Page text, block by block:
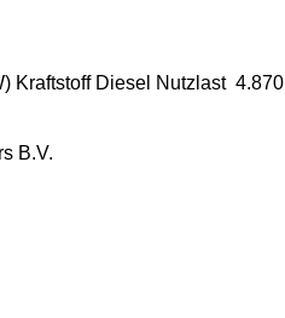
Kraftstoff Diesel Nutzlast 4.870
B.V.